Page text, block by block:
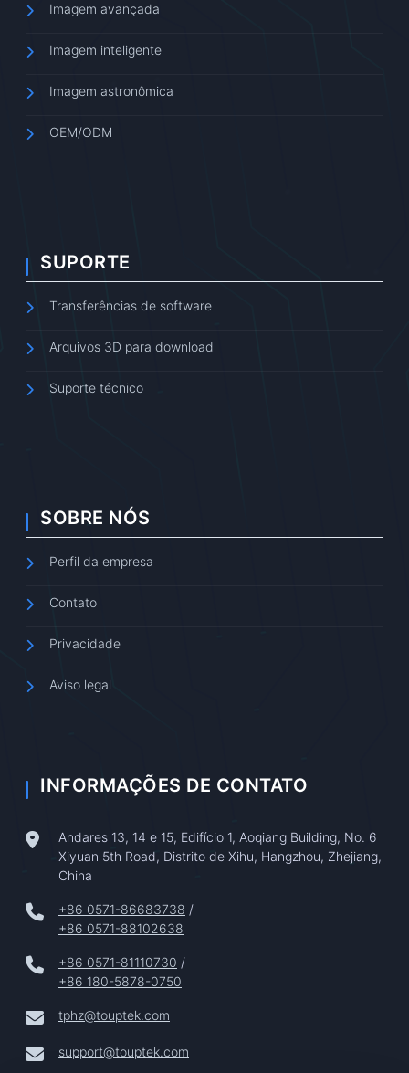
Imagem avançada
Imagem inteligente
Imagem astronômica
OEM/ODM
SUPORTE
Transferências de software
Arquivos 3D para download
Suporte técnico
SOBRE NÓS
Perfil da empresa
Contato
Privacidade
Aviso legal
INFORMAÇÕES DE CONTATO
Andares 13, 14 e 15, Edifício 1, Aoqiang Building, No. 6
Xiyuan 5th Road, Distrito de Xihu, Hangzhou, Zhejiang,
China
+86 0571-86683738 /
+86 0571-88102638
+86 0571-81110730 /
+86 180-5878-0750
tphz@touptek.com
support@touptek.com